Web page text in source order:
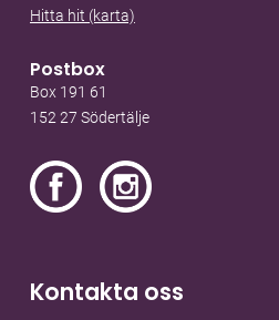
Hitta hit (karta)
Postbox
Box 191 61
152 27 Södertälje
Kontakta oss